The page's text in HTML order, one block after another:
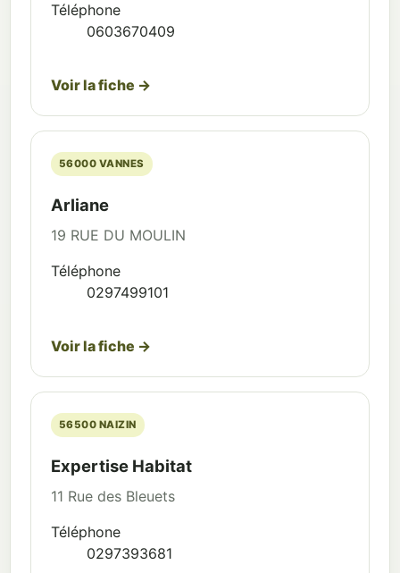
Téléphone
0603670409
Voir la fiche →
56000 VANNES
Arliane
19 RUE DU MOULIN
Téléphone
0297499101
Voir la fiche →
56500 NAIZIN
Expertise Habitat
11 Rue des Bleuets
Téléphone
0297393681